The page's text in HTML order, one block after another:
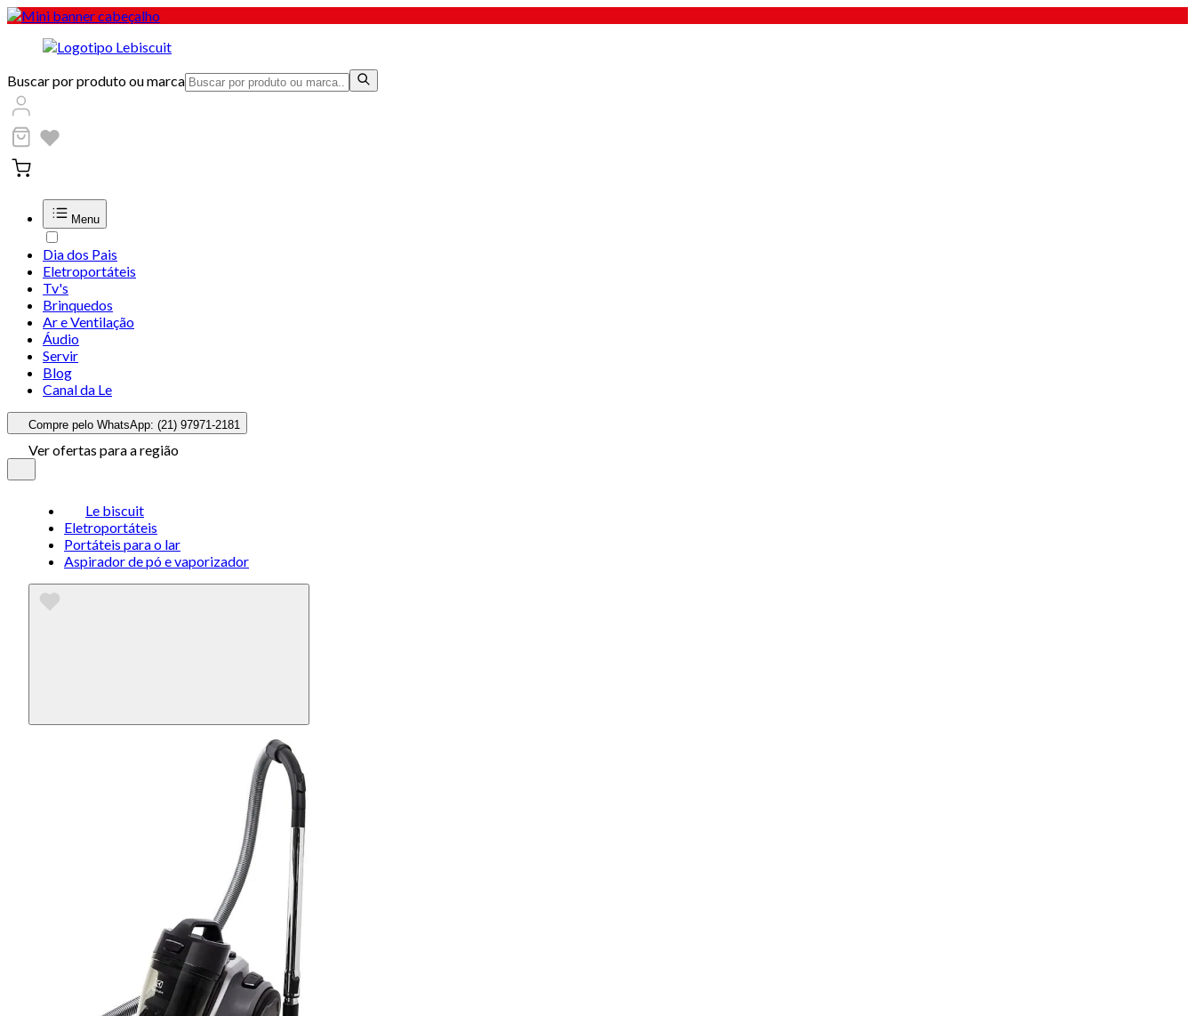
Buscar por produto ou marca
Menu
Dia dos Pais
Eletroportáteis
Tv's
Brinquedos
Ar e Ventilação
Áudio
Servir
Blog
Canal da Le
Compre pelo WhatsApp: (21) 97971-2181
Ver ofertas para a região
Le biscuit
Eletroportáteis
Portáteis para o lar
Aspirador de pó e vaporizador